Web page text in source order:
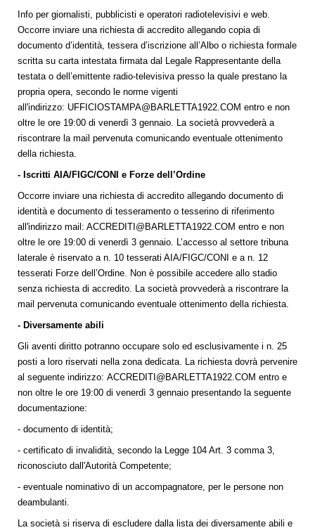
Info per giornalisti, pubblicisti e operatori radiotelevisivi e web.
Occorre inviare una richiesta di accredito allegando copia di
documento d’identità, tessera d’iscrizione all’Albo o richiesta formale
scritta su carta intestata firmata dal Legale Rappresentante della
testata o dell’emittente radio-televisiva presso la quale prestano la
propria opera, secondo le norme vigenti
all'indirizzo: UFFICIOSTAMPA@BARLETTA1922.COM entro e non
oltre le ore 19:00 di venerdì 3 gennaio. La società provvederà a
riscontrare la mail pervenuta comunicando eventuale ottenimento
della richiesta.
- Iscritti AIA/FIGC/CONI e Forze dell’Ordine
Occorre inviare una richiesta di accredito allegando documento di
identità e documento di tesseramento o tesserino di riferimento
all'indirizzo mail: ACCREDITI@BARLETTA1922.COM entro e non
oltre le ore 19:00 di venerdì 3 gennaio. L’accesso al settore tribuna
laterale è riservato a n. 10 tesserati AIA/FIGC/CONI e a n. 12
tesserati Forze dell’Ordine. Non è possibile accedere allo stadio
senza richiesta di accredito. La società provvederà a riscontrare la
mail pervenuta comunicando eventuale ottenimento della richiesta.
- Diversamente abili
Gli aventi diritto potranno occupare solo ed esclusivamente i n. 25
posti a loro riservati nella zona dedicata. La richiesta dovrà pervenire
al seguente indirizzo: ACCREDITI@BARLETTA1922.COM entro e
non oltre le ore 19:00 di venerdì 3 gennaio presentando la seguente
documentazione:
- documento di identità;
- certificato di invalidità, secondo la Legge 104 Art. 3 comma 3,
riconosciuto dall'Autorità Competente;
- eventuale nominativo di un accompagnatore, per le persone non
deambulanti.
La società si riserva di escludere dalla lista dei diversamente abili e